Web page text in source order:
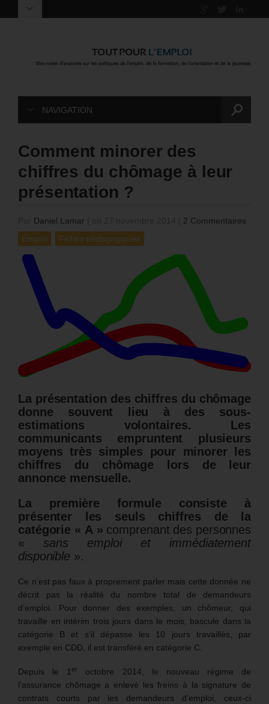
NAVIGATION
Comment minorer des
chiffres du chômage à leur
présentation ?
Daniel Lamar
2 Commentaires
Emploi
Fiches pédagogiques
La présentation des chiffres du chômage
donne souvent lieu à des sous-
estimations volontaires. Les
communicants empruntent plusieurs
moyens très simples pour minorer les
chiffres du chômage lors de leur
annonce mensuelle.
La première formule consiste à
présenter les seuls chiffres de la
catégorie « A » comprenant des personnes
« sans emploi et immédiatement
disponible ».
Ce n’est pas faux à proprement parler mais cette donnée ne
décrit pas la réalité du nombre total de demandeurs
d’emploi. Pour donner des exemples, un chômeur, qui
travaille en intérim trois jours dans le mois, bascule dans la
catégorie B et s’il dépasse les 10 jours travaillés, par
exemple en CDD, il est transféré en catégorie C.
Depuis le 1 er
octobre 2014, le nouveau régime de
l’assurance chômage a enlevé les freins à la signature de
contrats courts par les demandeurs d’emploi, ceux-ci